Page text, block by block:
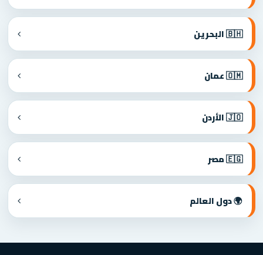
🇧🇭 البحرين
🇴🇲 عمان
🇯🇴 الأردن
🇪🇬 مصر
🌍 دول العالم